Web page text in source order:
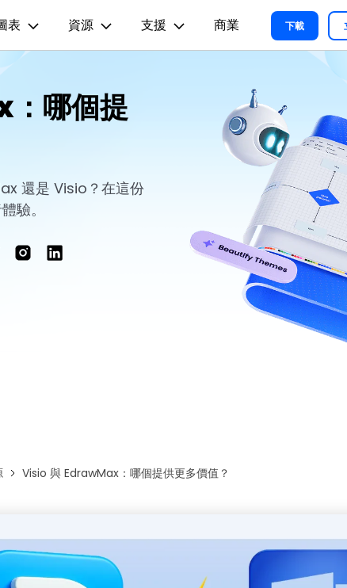
精選產品
PDF 解決方案產品
雲端文件管理。
實用工
遺失檔
商務
圖表與圖像
Filmora
UniConverter
關於我們
我們的故事
新聞中心 商店
EdrawMind
心智圖與腦力激盪工具
表
圖
拓撲結構
設計用途
平面圖
資訊圖
時尚設計
資源
文章内容
各種商務圖表範例 >
各種系統架構圖表範例 >
各種思緒整理範例 >
支援
教程
EdrawMax 教程 > EdrawMind 教程 >
支援中心
支援中心 >
更新日志
EdrawMind 更新日志 >
商業 下載
哪個提
還是 Visio？在這份
驗。
Visio 與 EdrawMax：哪個提供更多價值？